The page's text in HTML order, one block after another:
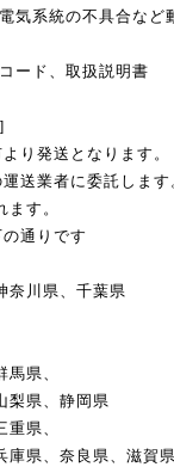
気系統の不具合など
ード、取扱説明書
り発送となります。
送業者に委託しま
す。
通りです
川県、千葉県
県、
梨県、静岡県
県、
庫県、奈良県、滋